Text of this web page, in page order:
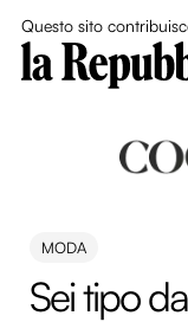
Questo sito
MODA
Sei tipo